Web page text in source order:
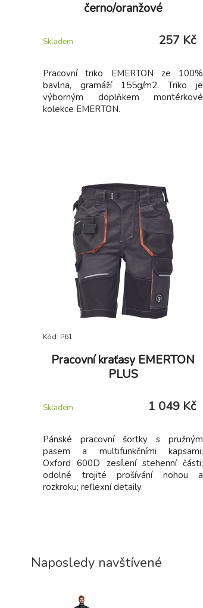
černo/oranžové
Skladem 257 Kč
Pracovní triko EMERTON ze 100%
bavlna, gramáží 155g/m2. Triko je
výborným doplňkem montérkové
kolekce EMERTON.
Kód: P61
Pracovní kraťasy EMERTON
PLUS
Skladem 1 049 Kč
Pánské pracovní šortky s pružným
pasem a multifunkčními kapsami;
Oxford 600D zesílení stehenní části;
odolné trojité prošívání nohou a
rozkroku; reflexní detaily.
Naposledy navštívené